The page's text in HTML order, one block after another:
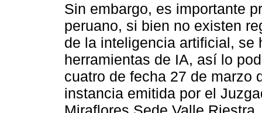
Sin embargo, es importante
peruano, si bien no existen
de la inteligencia artificial, se
herramientas de IA, así lo
cuatro de fecha 27 de marzo
instancia emitida por el